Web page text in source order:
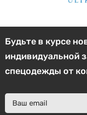
Будьте в курсе
индивидуальной
спецодежды от